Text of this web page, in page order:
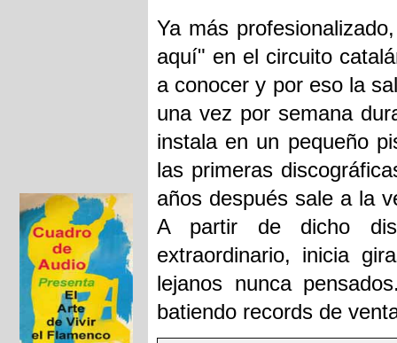
Ya más
aquí" en el circuito
a conocer y por eso la
una vez por semana
instala en un pequeño
las primeras
años después sale a la
A partir de dicho
extraordinario, inicia
lejanos nunca
batiendo records de